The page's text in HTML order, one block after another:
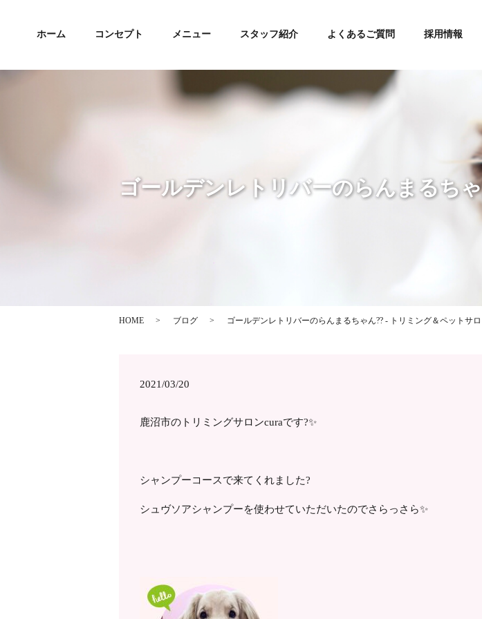
ホーム コンセプト メニュー スタッフ紹介 よくあるご質問 採用情報
ゴールデンレトリバーのらんまるち
HOME ブログ ゴールデンレトリバーのらんまるちゃん?? - トリミング＆ペットサロ
2021/03/20
鹿沼市のトリミングサロンcuraです?✨
シャンプーコースで来てくれました?
シュヴソアシャンプーを使わせていただいたのでさらっさら✨